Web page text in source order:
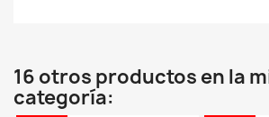
16 otros productos en la
categoría: